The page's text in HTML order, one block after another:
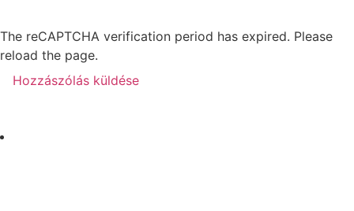
The reCAPTCHA verification period has expired. Please
reload the page.